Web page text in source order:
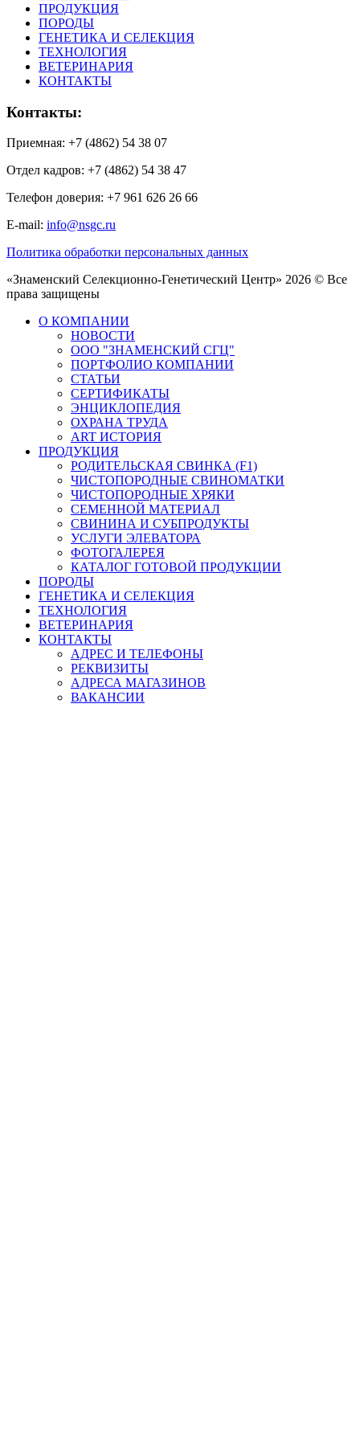
ПРОДУКЦИЯ
ПОРОДЫ
ГЕНЕТИКА И СЕЛЕКЦИЯ
ТЕХНОЛОГИЯ
ВЕТЕРИНАРИЯ
КОНТАКТЫ
Контакты:
Приемная: +7 (4862) 54 38 07
Отдел кадров: +7 (4862) 54 38 47
Телефон доверия: +7 961 626 26 66
E-mail: info@nsgc.ru
Политика обработки персональных данных
«Знаменский Селекционно-Генетический Центр» 2026 © Все
права защищены
О КОМПАНИИ
НОВОСТИ
ООО "ЗНАМЕНСКИЙ СГЦ"
ПОРТФОЛИО КОМПАНИИ
СТАТЬИ
СЕРТИФИКАТЫ
ЭНЦИКЛОПЕДИЯ
ОХРАНА ТРУДА
ART ИСТОРИЯ
ПРОДУКЦИЯ
РОДИТЕЛЬСКАЯ СВИНКА (F1)
ЧИСТОПОРОДНЫЕ СВИНОМАТКИ
ЧИСТОПОРОДНЫЕ ХРЯКИ
СЕМЕННОЙ МАТЕРИАЛ
СВИНИНА И СУБПРОДУКТЫ
УСЛУГИ ЭЛЕВАТОРА
ФОТОГАЛЕРЕЯ
КАТАЛОГ ГОТОВОЙ ПРОДУКЦИИ
ПОРОДЫ
ГЕНЕТИКА И СЕЛЕКЦИЯ
ТЕХНОЛОГИЯ
ВЕТЕРИНАРИЯ
КОНТАКТЫ
АДРЕС И ТЕЛЕФОНЫ
РЕКВИЗИТЫ
АДРЕСА МАГАЗИНОВ
ВАКАНСИИ